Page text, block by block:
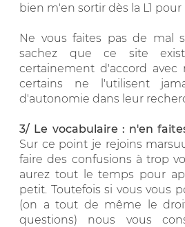
bien m'en sortir dès la L1
Ne vous faites pas de mal
sachez que ce site
certainement d'accord
certains ne l'utilisent
d'autonomie dans leur
3/ Le vocabulaire : n'en
Sur ce point je rejoins
faire des confusions à trop
aurez tout le temps pour
petit. Toutefois si vous vous
(on a tout de même le
questions) nous vous